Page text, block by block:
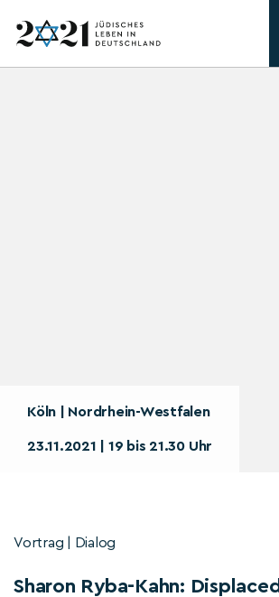
Köln | Nordrhein-Westfalen
23.11.2021 | 19 bis 21.30 Uhr
Vortrag | Dialog
Sharon Ryba-Kahn: Displaced